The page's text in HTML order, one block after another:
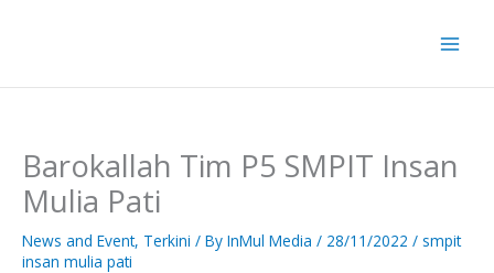
Barokallah Tim P5 SMPIT Insan
Mulia Pati
News and Event, Terkini / By InMul Media / 28/11/2022 / smpit
insan mulia pati